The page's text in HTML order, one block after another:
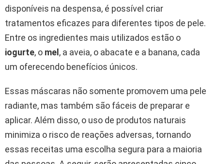
disponíveis na despensa, é possível criar
tratamentos eficazes para diferentes tipos de pele.
Entre os ingredientes mais utilizados estão o
iogurte, o mel , a aveia, o abacate e a banana, cada
um oferecendo benefícios únicos.
Essas máscaras não somente promovem uma pele
radiante, mas também são fáceis de preparar e
aplicar. Além disso, o uso de produtos naturais
minimiza o risco de reações adversas, tornando
essas receitas uma escolha segura para a maioria